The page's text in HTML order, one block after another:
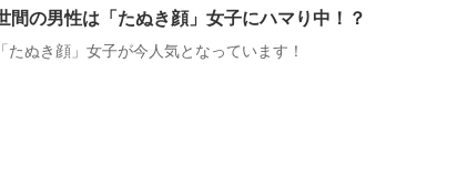
間の男性は「たぬき顔」女子にハマり中！？
「たぬき顔」女子が今人気となっています！